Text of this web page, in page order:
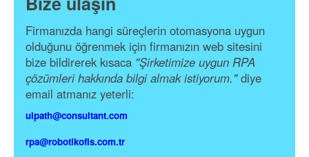
Firmanızda hangi süreçlerin otomasyona uygun
olduğunu öğrenmek için firmanızın web sitesini
bize bildirerek kısaca "Şirketimize uygun RPA
çözümleri hakkında bilgi almak istiyorum."diye
email atmanız yeterli:
uipath@consultant.com
rpa@robotikofis.com.tr